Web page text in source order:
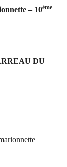
– 10ème
DU